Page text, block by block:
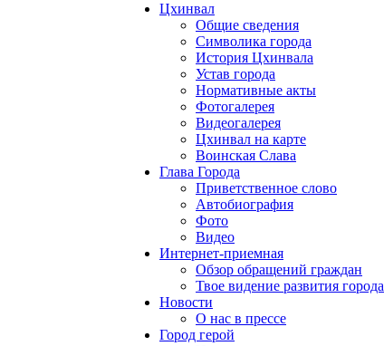
Цхинвал
Общие сведения
Символика города
История Цхинвала
Устав города
Нормативные акты
Фотогалерея
Видеогалерея
Цхинвал на карте
Воинская Слава
Глава Города
Приветственное слово
Автобиография
Фото
Видео
Интернет-приемная
Обзор обращений граждан
Твое видение развития города
Новости
О нас в прессе
Город герой